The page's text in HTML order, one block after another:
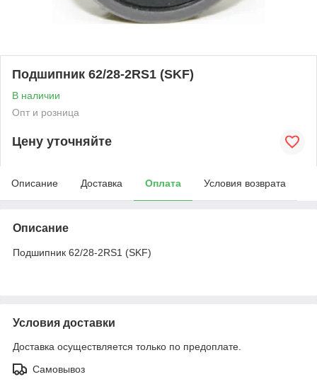
Подшипник 62/28-2RS1 (SKF)
В наличии
Опт и розница
Цену уточняйте
Описание Доставка Оплата Условия возврата
Описание
Подшипник 62/28-2RS1 (SKF)
Условия доставки
Доставка осуществляется только по предоплате.
Самовывоз